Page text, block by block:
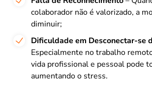
colaborador não é valorizado, a
diminuir;
Dificuldade em Desconectar-se
Especialmente no trabalho
vida profissional e pessoal pode
aumentando o stress.